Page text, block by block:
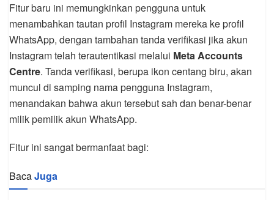
Fitur baru ini memungkinkan pengguna untuk
menambahkan tautan profil Instagram mereka ke profil
WhatsApp, dengan tambahan tanda verifikasi jika akun
Instagram telah terautentikasi melalui Meta Accounts
Centre. Tanda verifikasi, berupa ikon centang biru, akan
muncul di samping nama pengguna Instagram,
menandakan bahwa akun tersebut sah dan benar-benar
milik pemilik akun WhatsApp.
Fitur ini sangat bermanfaat bagi:
BacaJuga